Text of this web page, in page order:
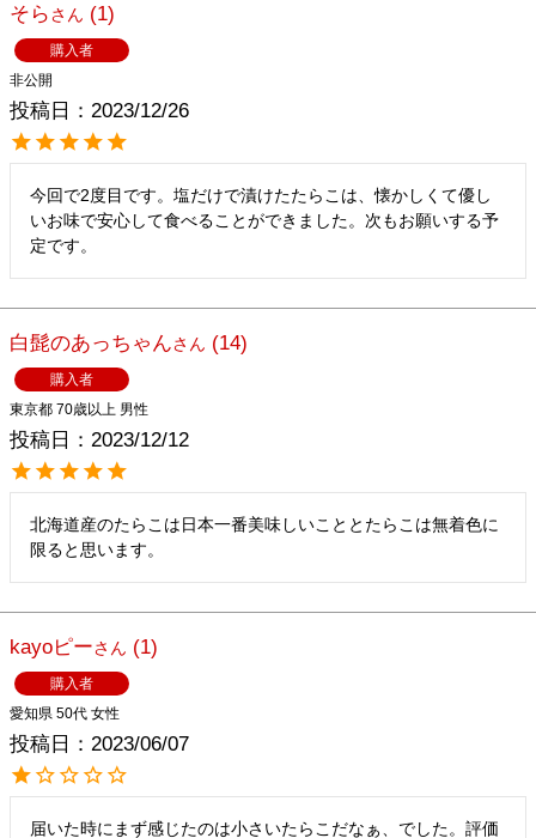
そら 1
購入者
非公開
投稿日 2023/12/26
今回で2度目です。塩だけで漬けたたらこは、懐かしくて優し
いお味で安心して食べることができました。次もお願いする予
定です。
白髭のあっちゃん 14
購入者
東京都 70歳以上 男性
投稿日 2023/12/12
北海道産のたらこは日本一番美味しいこととたらこは無着色に
限ると思います。
kayoピー 1
購入者
愛知県 50代 女性
投稿日 2023/06/07
届いた時にまず感じたのは小さいたらこだなぁ、でした。評価